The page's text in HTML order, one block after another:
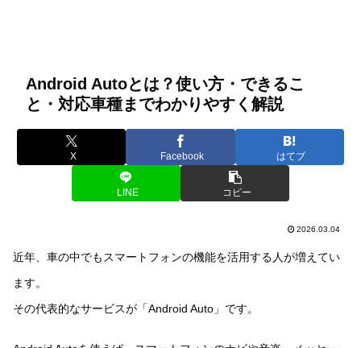
Android Autoとは？使い方・できるこ
と・対応車種までわかりやすく解説
X Facebook はてブ
LINE コピー
2026.03.04
近年、車の中でもスマートフォンの機能を活用する人が増えてい
ます。
その代表的なサービスが「Android Auto」です。